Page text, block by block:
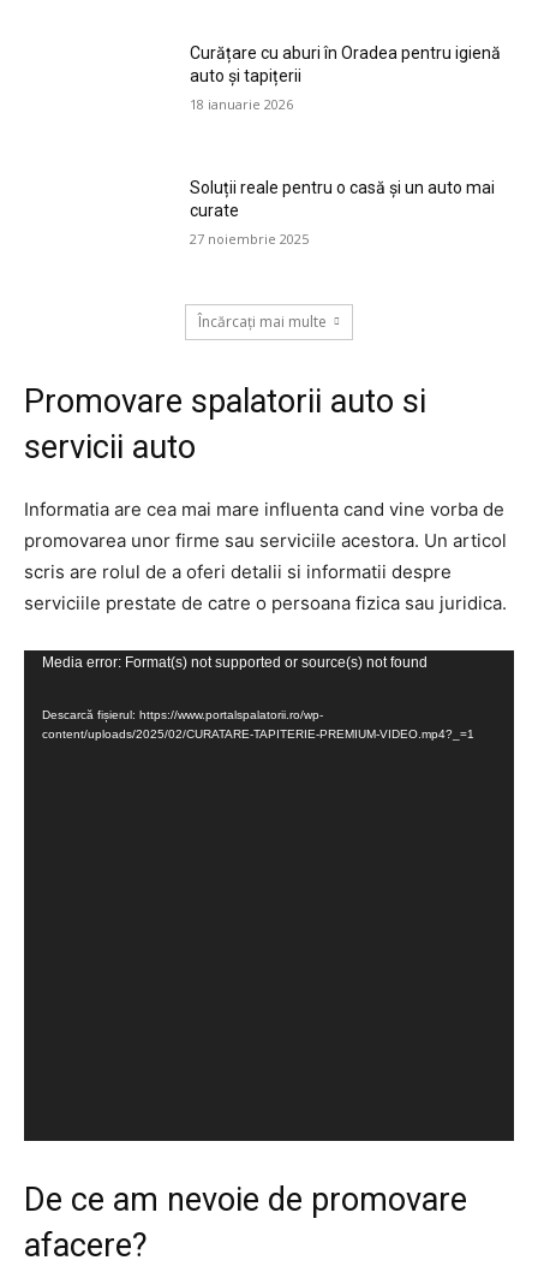
Curățare cu aburi în Oradea pentru igienă
auto și tapițerii
18 ianuarie 2026
Soluții reale pentru o casă și un auto mai
curate
27 noiembrie 2025
Încărcați mai multe
Promovare spalatorii auto si
servicii auto
Informatia are cea mai mare influenta cand vine vorba de
promovarea unor firme sau serviciile acestora. Un articol
scris are rolul de a oferi detalii si informatii despre
serviciile prestate de catre o persoana fizica sau juridica.
Player
Media error: Format(s) not supported or source(s) not found
Descarcă fișierul: https://www.portalspalatorii.ro/wp-
content/uploads/2025/02/CURATARE-TAPITERIE-PREMIUM-VIDEO.mp4?_=1
De ce am nevoie de promovare
afacere?